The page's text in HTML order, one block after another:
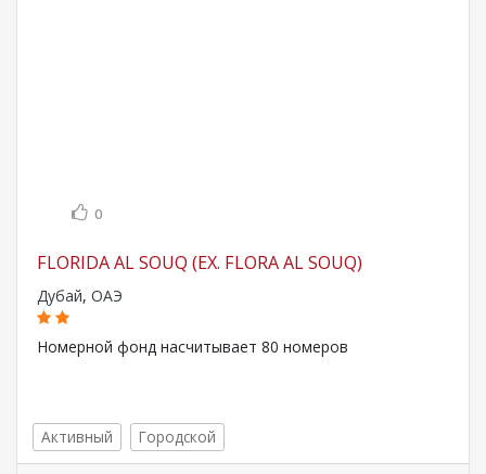
0
FLORIDA AL SOUQ (EX. FLORA AL SOUQ)
Дубай, ОАЭ
Номерной фонд насчитывает 80 номеров
Активный Городской